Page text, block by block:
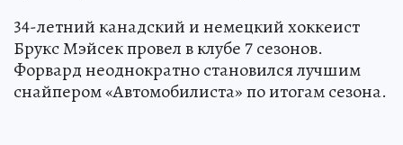
34-летний канадский и немецкий хоккеист
Брукс Мэйсек провел в клубе 7 сезонов.
Форвард неоднократно становился лучшим
снайпером «Автомобилиста» по итогам сезона.